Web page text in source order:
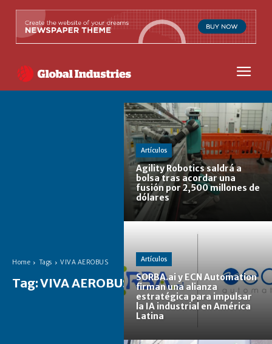
Home Tags VIVA AEROBUS
Tag:VIVA AEROBUS
Artículos
Agility Robotics saldrá a
bolsa tras acordar una
fusión por 2,500 millones de
dólares
Artículos
SORBA.ai y ECN Automation
firman una alianza
estratégica para impulsar
la IA industrial en América
Latina